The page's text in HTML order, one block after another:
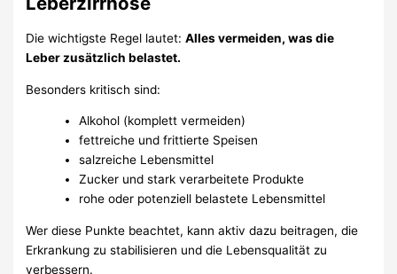
Die wichtigste Regel lautet:Alles vermeiden, was die
Leber zusätzlich belastet.
Besonders kritisch sind:
Alkohol (komplett vermeiden)
fettreiche und frittierte Speisen
salzreiche Lebensmittel
Zucker und stark verarbeitete Produkte
rohe oder potenziell belastete Lebensmittel
Wer diese Punkte beachtet, kann aktiv dazu beitragen, die
Erkrankung zu stabilisieren und die Lebensqualität zu
verbessern.